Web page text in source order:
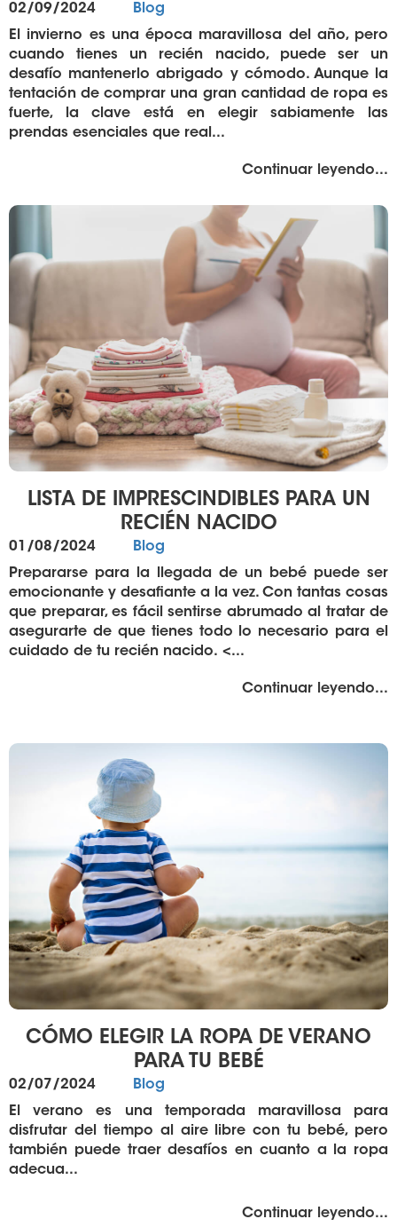
Publicado
el
02/09/2024 Categorías
Blog
El invierno es una época maravillosa del año, pero
cuando tienes un recién nacido, puede ser un
desafío mantenerlo abrigado y cómodo. Aunque la
tentación de comprar una gran cantidad de ropa es
fuerte, la clave está en elegir sabiamente las
prendas esenciales que real...
Continuar leyendo...
LISTA DE IMPRESCINDIBLES PARA UN
RECIÉN NACIDO
Publicado
el
01/08/2024 Categorías
Blog
Prepararse para la llegada de un bebé puede ser
emocionante y desafiante a la vez. Con tantas cosas
que preparar, es fácil sentirse abrumado al tratar de
asegurarte de que tienes todo lo necesario para el
cuidado de tu recién nacido. <...
Continuar leyendo...
CÓMO ELEGIR LA ROPA DE VERANO
PARA TU BEBÉ
Publicado
el
02/07/2024 Categorías
Blog
El verano es una temporada maravillosa para
disfrutar del tiempo al aire libre con tu bebé, pero
también puede traer desafíos en cuanto a la ropa
adecua...
Continuar leyendo...